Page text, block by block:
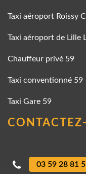
Taxi aéroport Roissy
Taxi aéroport de Lille
Chauffeur privé 59
Taxi conventionné 59
Taxi Gare 59
03 59 28 81